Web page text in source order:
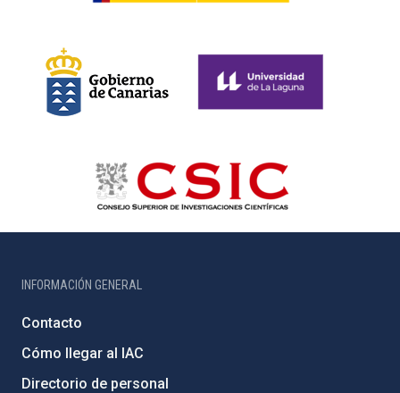
INFORMACIÓN GENERAL
Contacto
Cómo llegar al IAC
Directorio de personal